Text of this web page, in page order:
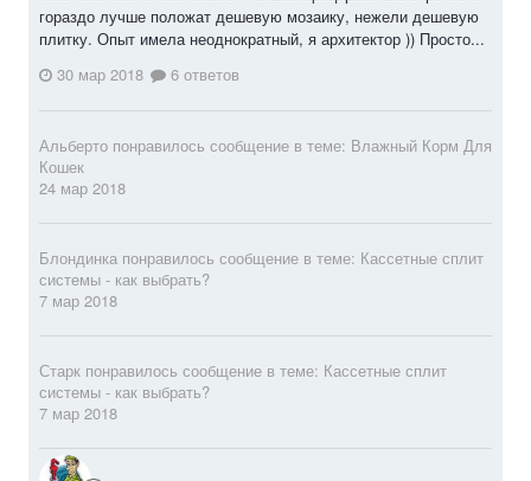
гораздо лучше положат дешевую мозаику, нежели дешевую
плитку. Опыт имела неоднократный, я архитектор )) Просто...
30 мар 2018
6 ответов
Альберто понравилось сообщение в теме: Влажный Корм Для
Кошек
24 мар 2018
Блондинка понравилось сообщение в теме: Кассетные сплит
системы - как выбрать?
7 мар 2018
Старк понравилось сообщение в теме: Кассетные сплит
системы - как выбрать?
7 мар 2018